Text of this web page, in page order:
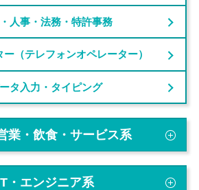
人事・法務・特許事務
ー（テレフォンオペレーター）
タ入力・タイピング
業・飲食・サービス系
・エンジニア系